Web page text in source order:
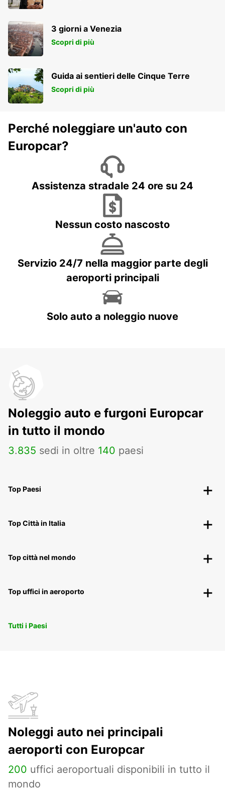
3 giorni a Venezia
Scopri di più
Guida ai sentieri delle Cinque Terre
Scopri di più
Perché noleggiare un'auto con
Europcar?
Assistenza stradale 24 ore su 24
Nessun costo nascosto
Servizio 24/7 nella maggior parte degli
aeroporti principali
Solo auto a noleggio nuove
Noleggio auto e furgoni Europcar
in tutto il mondo
3.835 sedi in oltre 140 paesi
Top Paesi
Top Città in Italia
Top città nel mondo
Top uffici in aeroporto
Tutti i Paesi
Noleggi auto nei principali
aeroporti con Europcar
200 uffici aeroportuali disponibili in tutto il
mondo